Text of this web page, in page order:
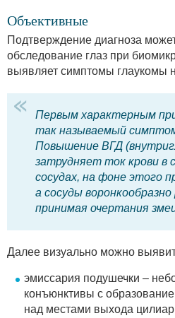
Объективные
Подтверждение диагноза
обследование глаз при
выявляет симптомы глаукомы
Первым характерным
так называемый
Повышение ВГД
затрудняет ток крови в
сосудах, на фоне этого
а сосуды
принимая очертания
Далее визуально можно
эмиссария подушечки –
конъюнктивы с
над местами выхода